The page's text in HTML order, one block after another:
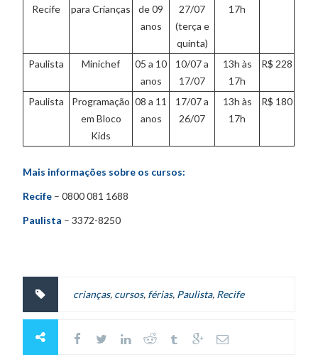
Recife
para Crianças
de 09
anos
27/07
(terça e
quinta)
17h
Paulista Minichef
05 a 10
anos
10/07 a
17/07
13h às
17h
R$ 228
Paulista
Programação
em Bloco
Kids
08 a 11
anos
17/07 a
26/07
13h às
17h
R$ 180
Mais informações sobre os cursos:
Recife – 0800 081 1688
Paulista – 3372-8250
crianças, cursos, férias, Paulista, Recife